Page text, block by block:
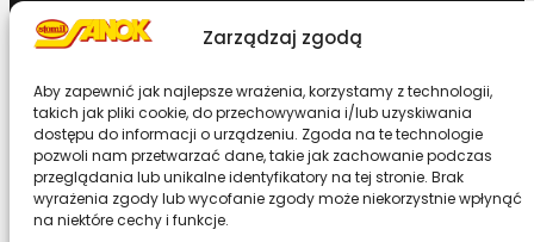
Zarządzaj zgodą
Aby zapewnić jak najlepsze wrażenia, korzystamy z technologii,
takich jak pliki cookie, do przechowywania i/lub uzyskiwania
dostępu do informacji o urządzeniu. Zgoda na te technologie
pozwoli nam przetwarzać dane, takie jak zachowanie podczas
przeglądania lub unikalne identyfikatory na tej stronie. Brak
wyrażenia zgody lub wycofanie zgody może niekorzystnie wpłynąć
na niektóre cechy i funkcje.
warunki korzystania z serwisu
Design & Code by Foxstudio.eu
Przewiń stronę do góry